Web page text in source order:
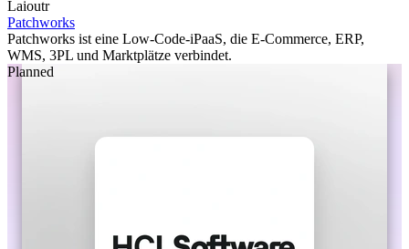
Laioutr
Patchworks
Patchworks ist eine Low-Code-iPaaS, die E-Commerce, ERP,
WMS, 3PL und Marktplätze verbindet.
Planned